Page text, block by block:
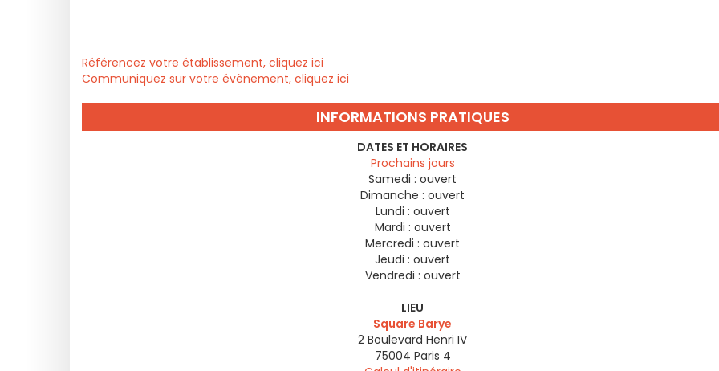
Référencez votre établissement, cliquez ici
Communiquez sur votre évènement, cliquez ici
INFORMATIONS PRATIQUES
DATES ET HORAIRES
Prochains jours
Samedi : ouvert
Dimanche : ouvert
Lundi : ouvert
Mardi : ouvert
Mercredi : ouvert
Jeudi : ouvert
Vendredi : ouvert
LIEU
Square Barye
2 Boulevard Henri IV
75004 Paris 4